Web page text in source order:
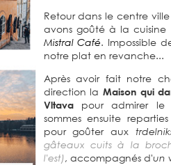
Retour dans le centre
avons goûté à la
Mistral Café. Impossible
notre plat en revanche...
Après avoir fait notre
direction la Maison qui
Vltavapour admirer le
sommes ensuite
pour goûter aux
gâteaux cuits à la
l'est), accompagnés d'un